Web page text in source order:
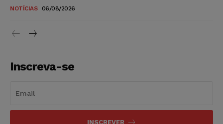
NOTÍCIAS 06/08/2026
Inscreva-se
INSCREVER